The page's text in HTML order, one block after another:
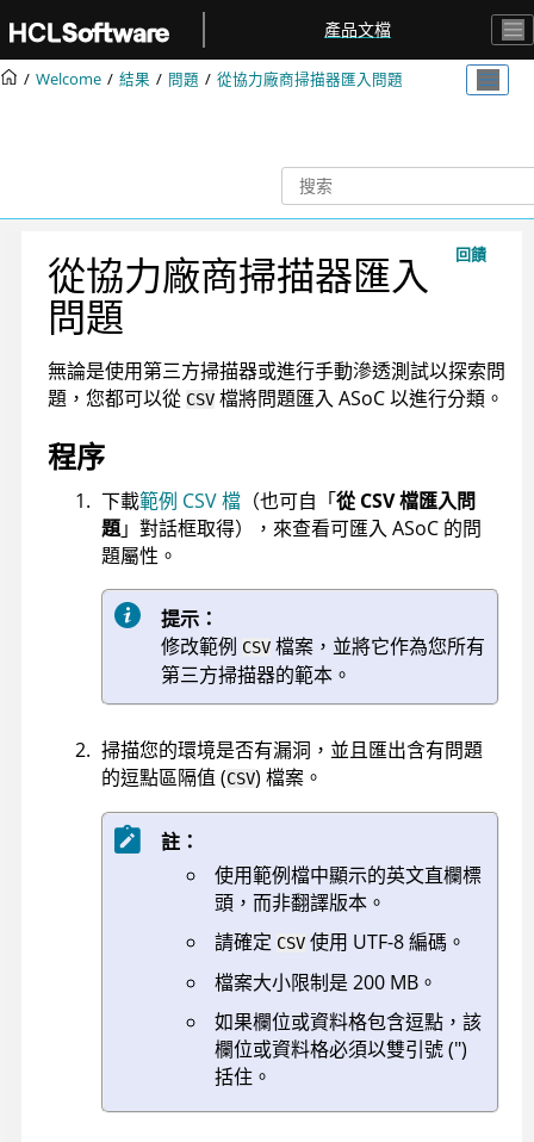
產品文檔
Welcome 結果 問題 從協力廠商掃描器匯入問題
回饋
從協力廠商掃描器匯入
問題
無論是使用第三方掃描器或進行手動滲透測試以探索問
題，您都可以從 CSV 檔將問題匯入 ASoC以進行分類。
程序
下載範例 CSV 檔 （也可自「從 CSV 檔匯入問
題」對話框取得），來查看可匯入 ASoC 的問
題屬性。
提示：
修改範例 CSV 檔案，並將它作為您所有
第三方掃描器的範本。
掃描您的環境是否有漏洞，並且匯出含有問題
的逗點區隔值 (CSV) 檔案。
註：
使用範例檔中顯示的英文直欄標
頭，而非翻譯版本。
請確定 CSV 使用 UTF-8 編碼。
檔案大小限制是 200 MB。
如果欄位或資料格包含逗點，該
欄位或資料格必須以雙引號 (")
括住。